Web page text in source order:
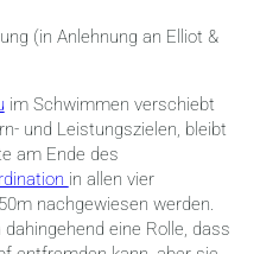
(in Anlehnung an Elliot &
im Schwimmen verschiebt
und Leistungszielen, bleibt
am Ende des
in allen vier
nachgewiesen werden.
eine Rolle, dass